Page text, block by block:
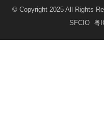
© Copyright 2025 All Rights
SFCIO 粤